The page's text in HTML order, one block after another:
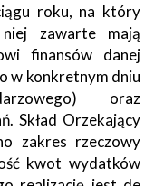
roku, na który
zawarte mają
finansów danej
w konkretnym dniu
oraz
Skład Orzekający
zakres rzeczowy
kwot wydatków